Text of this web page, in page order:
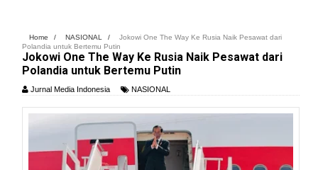
Home / NASIONAL /
Jokowi One The Way Ke Rusia Naik Pesawat dari
Polandia untuk Bertemu Putin
Jokowi One The Way Ke Rusia Naik Pesawat dari
Polandia untuk Bertemu Putin
Jurnal Media Indonesia NASIONAL